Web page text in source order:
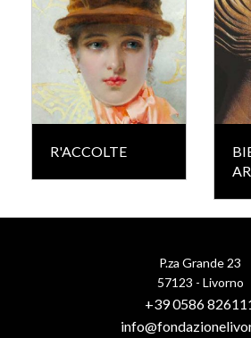
R'ACCOLTE
P.za Grande 23
57123 - Livorno
+39 0586